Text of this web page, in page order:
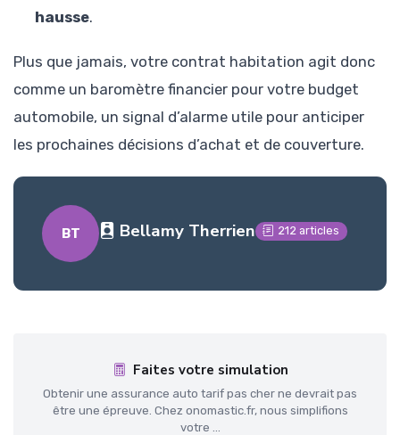
hausse.
Plus que jamais, votre contrat habitation agit donc
comme un baromètre financier pour votre budget
automobile, un signal d’alarme utile pour anticiper
les prochaines décisions d’achat et de couverture.
BT Bellamy Therrien 212 articles
Faites votre simulation
Obtenir une assurance auto tarif pas cher ne devrait pas
être une épreuve. Chez onomastic.fr, nous simplifions
votre ...